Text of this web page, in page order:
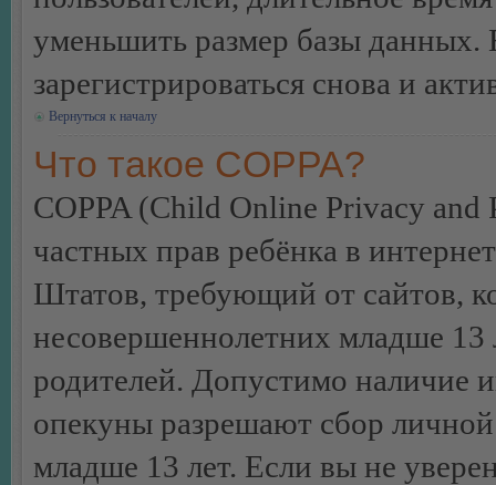
уменьшить размер базы данных.
зарегистрироваться снова и
Вернуться к началу
Что такое COPPA?
COPPA (Child Online Privacy
частных прав ребёнка в
Штатов, требующий от сайтов,
несовершеннолетних младше 13
родителей. Допустимо наличие
опекуны разрешают сбор
младше 13 лет. Если вы не